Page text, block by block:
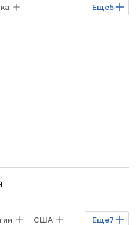
Еще5
США
Еще7
США